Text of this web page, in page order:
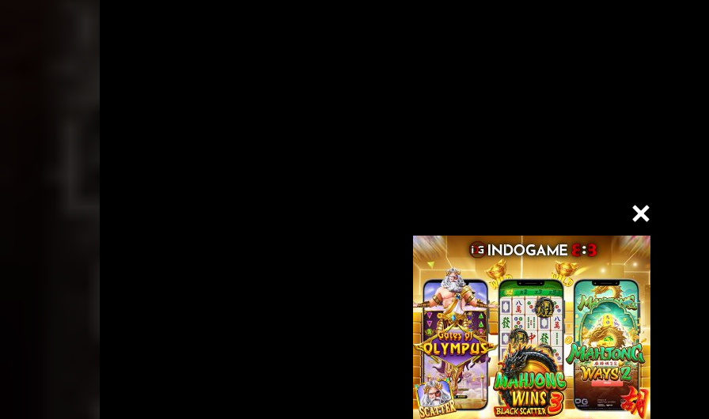
Dia pun kemudian memberikan alamatnya, dan aku berjanji untuk datang ke sana sore ini sehabis kuliah. Deposit Via Pulsa
Setelah mencari beberapa lama, sampai juga aku di alamat yang dimaksud.
“Selamat sore” sapaku ketika seorang wanita cantik membuka pintu.
Aku tertegun melihat kecantikan si ibu. Usianya mungkin sekitar 35 tahunan, dengan kulit yang putih bersih, dan badan yang
Payudaranya yang tampak penuh di balik baju “you can see” menambah kecantikannya. Agar pembaca dapat membayangkan
kecantikannya, aku bisa bilang kalau si ibu ini 80% mirip dengan Sally Margaretha, bintang film itu.